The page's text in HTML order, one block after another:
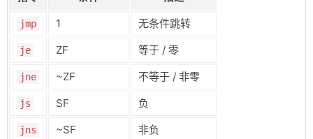
获取存储在寄存器中的内存地址对应内存的值
最通用的内存寻址形式是 `D(Rb, Ri, S)`，其中每个部分的含义如下：
- **Rb**: 基址寄存器（Base Register），可以是任意的 16 个整数寄存
- **S**: 缩放因子（Scale），可以是 1, 2, 4 或 8。
缩放因子（Scale）只能是 1, 2, 4 或 8，这是因为这些值通常用于数组
jmp 1 无条件跳转
je ZF 等于 / 零
jne ~ZF 不等于 / 非零
js SF 负
jns ~SF 非负